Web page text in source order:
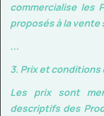
commercialise les
proposés à la vente
...
3. Prix et conditions
Les prix sont
descriptifs des